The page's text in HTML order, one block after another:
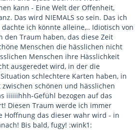
kann - Eine Welt der Offenheit,
Das wird NIEMALS so sein. Das ich
ich könnte alleine,.. Idiotisch von
den Traum haben, das diese Zeit
Menschen die hässlichen nicht
Menschen ihre Hässlichkeit
ausgeredet wird, in der die
schlechtere Karten haben, in
schönen und hässlichen
iiiiiihhh-Gefühl bezogen auf das
Diesen Traum werde ich immer
Hoffnung das dieser wahr wird - in
Bis bald, fugy! :wink1: